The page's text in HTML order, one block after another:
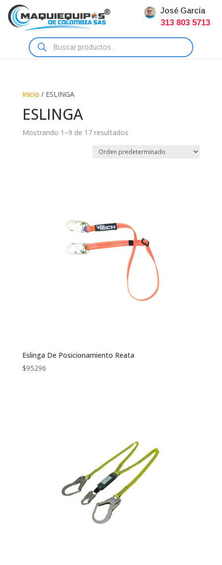
José García
313 803 5713
Búsqueda
de
productos
Inicio / ESLINGA
ESLINGA
Mostrando 1–9 de 17 resultados
Eslinga De Posicionamiento Reata
$95296